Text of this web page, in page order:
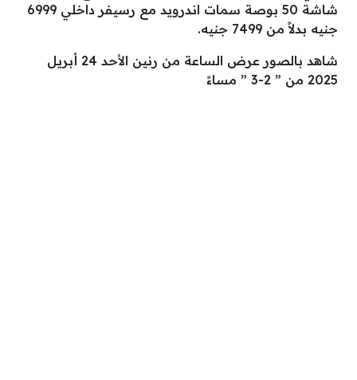
شاشة 50 بوصة سمات اندرويد مع رسيفر داخلي 6999
جنيه بدلاً من 7499 جنيه.
شاهد بالصور عرض الساعة من رنين الأحد 24 أبريل
2025 من ” 2-3 ” مساءً